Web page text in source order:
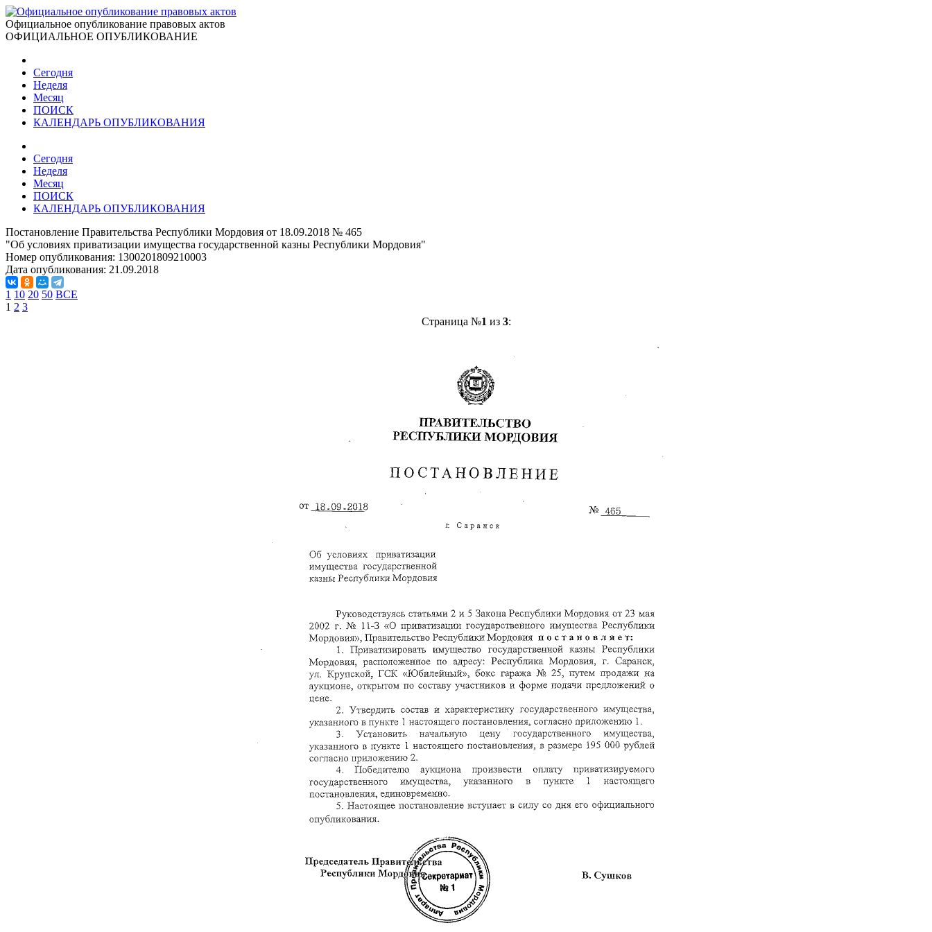
Официальное опубликование правовых актов
ОФИЦИАЛЬНОЕ ОПУБЛИКОВАНИЕ
Сегодня
Неделя
Месяц
ПОИСК
КАЛЕНДАРЬ ОПУБЛИКОВАНИЯ
Сегодня
Неделя
Месяц
ПОИСК
КАЛЕНДАРЬ ОПУБЛИКОВАНИЯ
Постановление Правительства Республики Мордовия от 18.09.2018 № 465
"Об условиях приватизации имущества государственной казны Республики Мордовия"
Номер опубликования: 1300201809210003
Дата опубликования: 21.09.2018
1 10 20 50 ВСЕ
1 2 3
Страница №1 из 3: